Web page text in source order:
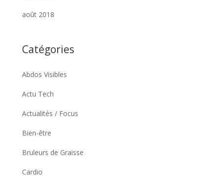
août 2018
Catégories
Abdos Visibles
Actu Tech
Actualités / Focus
Bien-être
Bruleurs de Graisse
Cardio